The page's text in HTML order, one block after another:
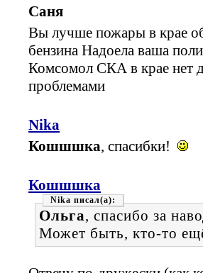
Саня
Вы лучше пожары в крае
бензина Надоела ваша
Комсомол СКА в крае нет
проблемами
Nika
Кошшшка, спасибки!
Кошшшка
Nika
Ольга, спасибо за
Может быть, кто-то